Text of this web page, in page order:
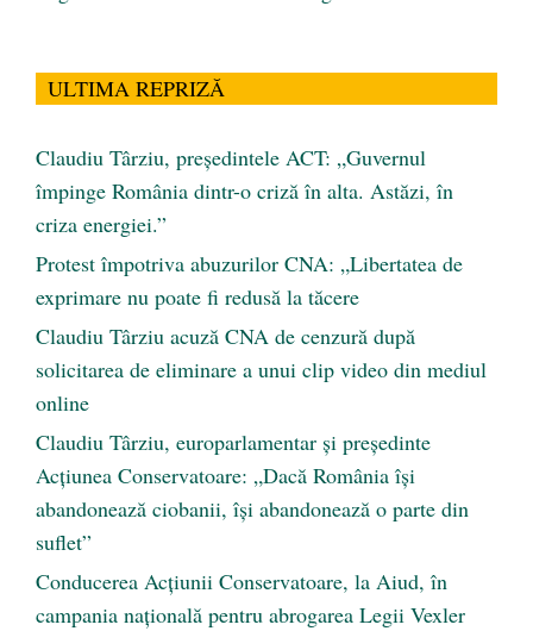
ULTIMA REPRIZĂ
Claudiu Târziu, președintele ACT: „Guvernul
împinge România dintr-o criză în alta. Astăzi, în
criza energiei.”
Protest împotriva abuzurilor CNA: „Libertatea de
exprimare nu poate fi redusă la tăcere
Claudiu Târziu acuză CNA de cenzură după
solicitarea de eliminare a unui clip video din mediul
online
Claudiu Târziu, europarlamentar și președinte
Acțiunea Conservatoare: „Dacă România își
abandonează ciobanii, își abandonează o parte din
suflet”
Conducerea Acțiunii Conservatoare, la Aiud, în
campania națională pentru abrogarea Legii Vexler